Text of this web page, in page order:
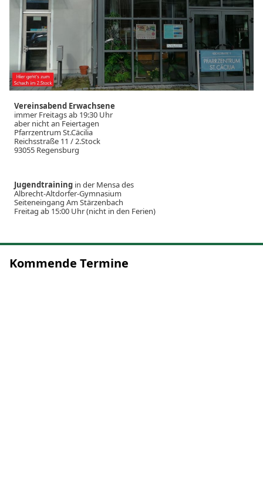
Vereinsabend Erwachsene
immer Freitags ab 19:30 Uhr
aber nicht an Feiertagen
Pfarrzentrum St.Cäcilia
Reichsstraße 11 / 2.Stock
93055 Regensburg
Jugendtraining in der Mensa des
Albrecht-Altdorfer-Gymnasium
Seiteneingang Am Stärzenbach
Freitag ab 15:00 Uhr (nicht in den Ferien)
Kommende Termine